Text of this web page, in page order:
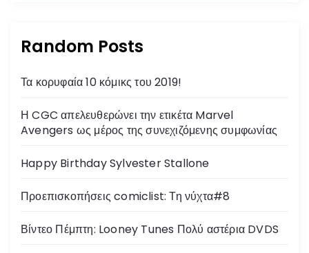
Random Posts
Τα κορυφαία 10 κόμικς του 2019!
Η CGC απελευθερώνει την ετικέτα Marvel
Avengers ως μέρος της συνεχιζόμενης συμφωνίας
Happy Birthday Sylvester Stallone
Προεπισκοπήσεις comiclist: Τη νύχτα#8
Βίντεο Πέμπτη: Looney Tunes Πολύ αστέρια DVDS